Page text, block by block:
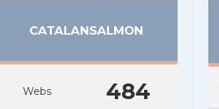
CATALANSALMON
Webs 484